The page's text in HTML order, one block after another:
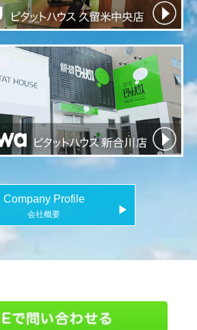
Company Profile
会社概要 ▶